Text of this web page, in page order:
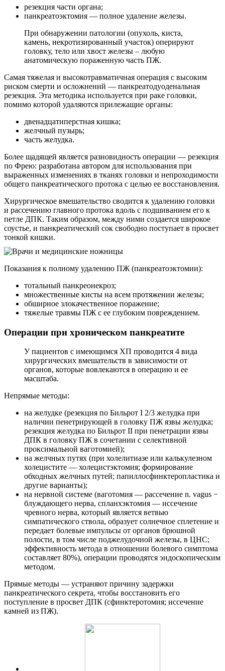
резекция части органа;
панкреатоэктомия — полное удаление железы.
При обнаружении патологии (опухоль, киста,
камень, некротизированный участок) оперируют
головку, тело или хвост железы – любую
анатомическую пораженную часть ПЖ.
Самая тяжелая и высокотравматичная операция с высоким
риском смерти и осложнений — панкреатодуоденальная
резекция. Эта методика используется при раке головки,
помимо которой удаляются прилежащие органы:
двенадцатиперстная кишка;
желчный пузырь;
часть желудка.
Более щадящей является разновидность операции — резекция
по Фрею: разработана автором для использования при
выраженных изменениях в тканях головки и непроходимости
общего панкреатического протока с целью ее восстановления.
Хирургическое вмешательство сводится к удалению головки
и рассечению главного протока вдоль с подшиванием его к
петле ДПК. Таким образом, между ними создается широкое
соустье, и панкреатический сок свободно поступает в просвет
тонкой кишки.
Показания к полному удалению ПЖ (панкреатоэктомии):
тотальный панкреонекроз;
множественные кисты на всем протяжении железы;
обширное злокачественное поражение;
тяжелые травмы ПЖ с ее глубоким повреждением.
Операции при хроническом панкреатите
У пациентов с имеющимся ХП проводится 4 вида
хирургических вмешательств в зависимости от
органов, которые вовлекаются в операцию и ее
масштаба.
Непрямые методы:
на желудке (резекция по Бильрот I 2/3 желудка при
наличии пенетрирующей в головку ПЖ язвы желудка;
резекция желудка по Бильрот II при пенетрации язвы
ДПК в головку ПЖ в сочетании с селективной
проксимальной ваготомией);
на желчных путях (при холелитиазе или калькулезном
холецистите — холецистэктомия; формирование
обходных желчных путей; папиллосфинктеропластика и
другие варианты);
на нервной системе (ваготомия — рассечение n. vagus −
блуждающего нерва, спланхэктомия — иссечение
чревного нерва, который является ветвью
симпатического ствола, образует солнечное сплетение и
передает болевые импульсы от органов брюшной
полости, в том числе поджелудочной железы, в ЦНС;
эффективность метода в отношении болевого симптома
составляет 80%), операции проводятся эндоскопическим
методом.
Прямые методы — устраняют причину задержки
панкреатического секрета, чтобы восстановить его
поступление в просвет ДПК (сфинктеротомия; иссечение
камней из ПЖ).